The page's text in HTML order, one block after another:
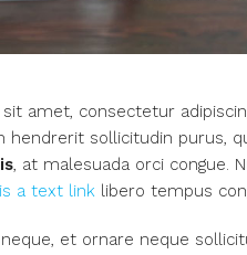
amet, consectetur
hendrerit sollicitudin purus,
, at malesuada orci congue.
a text link libero tempus
et ornare neque